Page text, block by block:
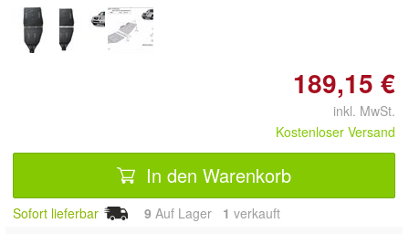
189,15 €
inkl. MwSt.
Kostenloser Versand
In den Warenkorb
Sofort lieferbar 9 Auf Lager 1 verkauft